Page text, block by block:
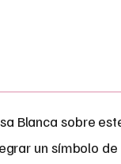
Blanca sobre
un símbolo de